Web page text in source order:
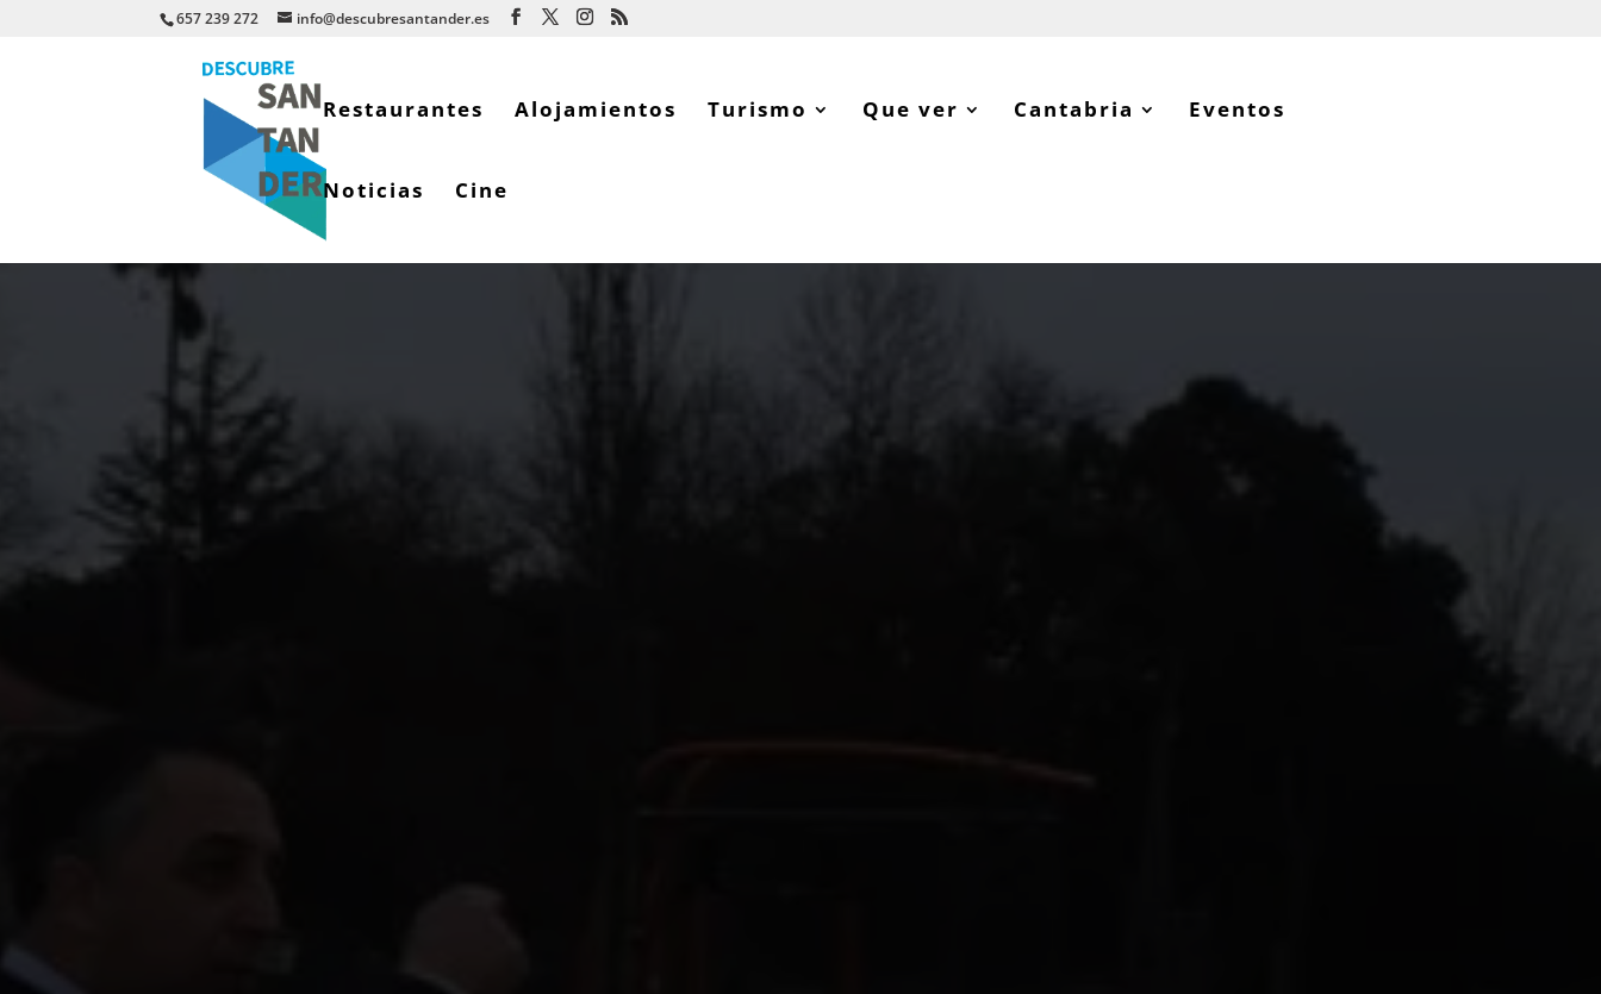
657 239 272 info@descubresantander.es
Restaurantes Alojamientos Turismo Que ver Cantabria Eventos
Noticias Cine